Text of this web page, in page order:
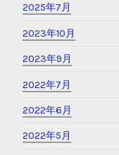
2025年7月
2023年10月
2023年9月
2022年7月
2022年6月
2022年5月